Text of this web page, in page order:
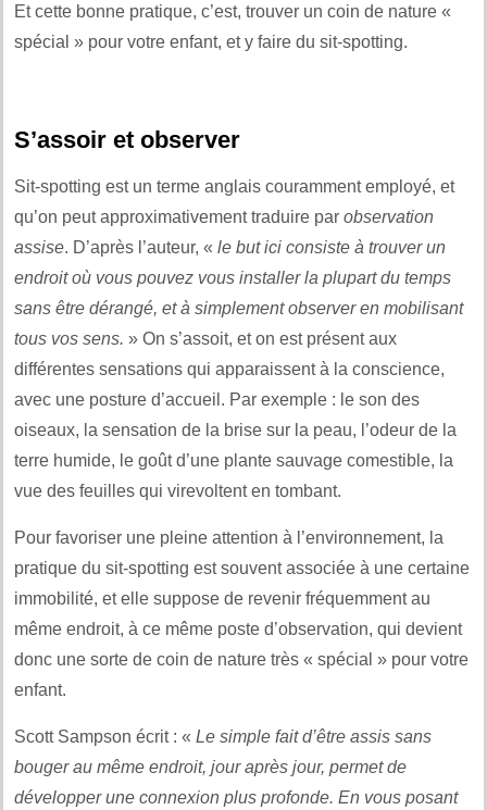
Et cette bonne pratique, c’est, trouver un coin de nature «
spécial » pour votre enfant, et y faire du sit-spotting.
S’assoir et observer
Sit-spotting est un terme anglais couramment employé, et
qu’on peut approximativement traduire par observation
assise. D’après l’auteur, « le but ici consiste à trouver un
endroit où vous pouvez vous installer la plupart du temps
sans être dérangé, et à simplement observer en mobilisant
tous vos sens. » On s’assoit, et on est présent aux
différentes sensations qui apparaissent à la conscience,
avec une posture d’accueil. Par exemple : le son des
oiseaux, la sensation de la brise sur la peau, l’odeur de la
terre humide, le goût d’une plante sauvage comestible, la
vue des feuilles qui virevoltent en tombant.
Pour favoriser une pleine attention à l’environnement, la
pratique du sit-spotting est souvent associée à une certaine
immobilité, et elle suppose de revenir fréquemment au
même endroit, à ce même poste d’observation, qui devient
donc une sorte de coin de nature très « spécial » pour votre
enfant.
Scott Sampson écrit : « Le simple fait d’être assis sans
bouger au même endroit, jour après jour, permet de
développer une connexion plus profonde. En vous posant